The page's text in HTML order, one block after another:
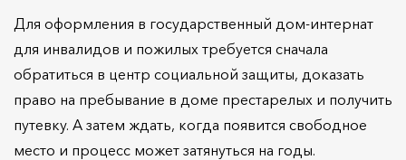
Для оформления в государственный дом-интернат
для инвалидов и пожилых требуется сначала
обратиться в центр социальной защиты, доказать
право на пребывание в доме престарелых и получить
путевку. А затем ждать, когда появится свободное
место и процесс может затянуться на годы.